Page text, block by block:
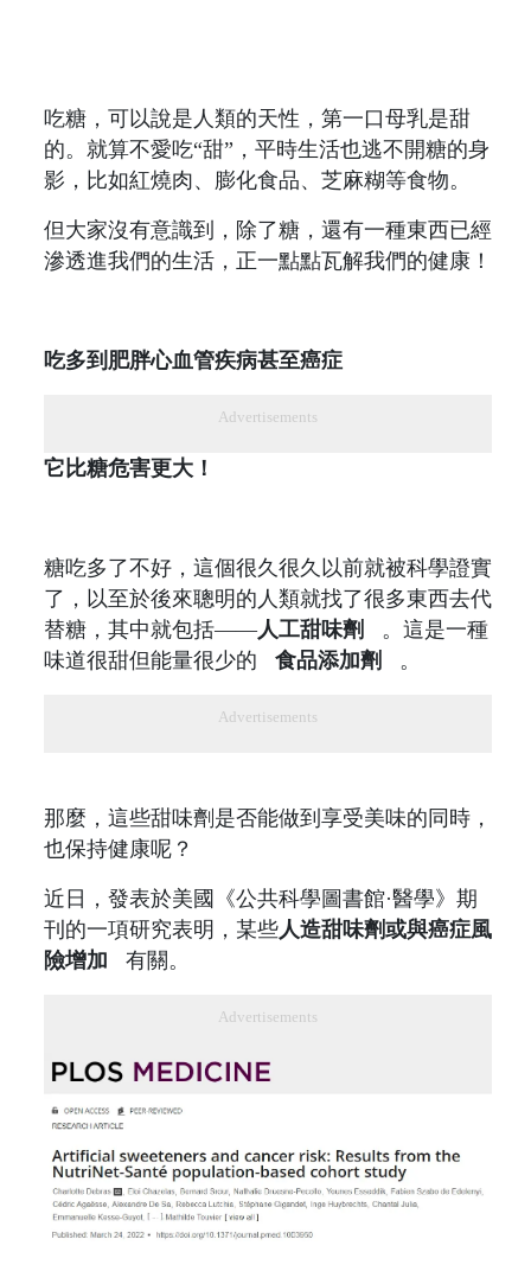
吃糖，可以說是人類的天性，第一口母乳是甜
的。就算不愛吃“甜”，平時生活也逃不開糖的身
影，比如紅燒肉、膨化食品、芝麻糊等食物。
但大家沒有意識到，除了糖，還有一種東西已經
滲透進我們的生活，正一點點瓦解我們的健康！
吃多到肥胖心血管疾病甚至癌症
Advertisements
它比糖危害更大！
糖吃多了不好，這個很久很久以前就被科學證實
了，以至於後來聰明的人類就找了很多東西去代
替糖，其中就包括——人工甜味劑
。這是一種
味道很甜但能量很少的 食品添加劑 。
Advertisements
那麼，這些甜味劑是否能做到享受美味的同時，
也保持健康呢？
近日，發表於美國《公共科學圖書館·醫學》期
刊的一項研究表明，某些人造甜味劑或與癌症風
險增加 有關。
Advertisements